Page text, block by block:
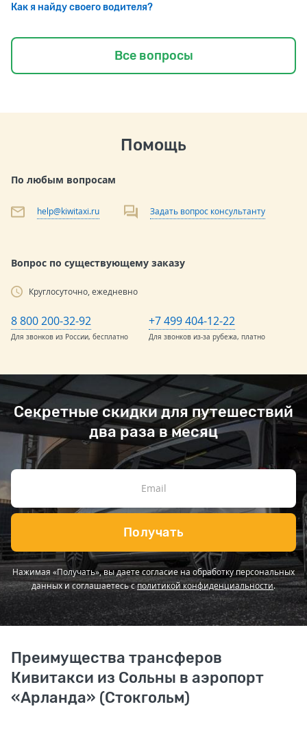
Как я найду своего водителя?
Все вопросы
Помощь
По любым вопросам
help@kiwitaxi.ru Задать вопрос консультанту
Вопрос по существующему заказу
Круглосуточно, ежедневно
8 800 200-32-92
Для звонков из России, бесплатно
+7 499 404-12-22
Для звонков из-за рубежа, платно
Секретные скидки для путешествий
два раза в месяц
Получать
Нажимая «Получать», вы даете согласие на обработку персональных
данных и соглашаетесь сполитикой конфиденциальности.
Преимущества трансферов
Кивитакси из Сольны в аэропорт
«Арланда» (Стокгольм)